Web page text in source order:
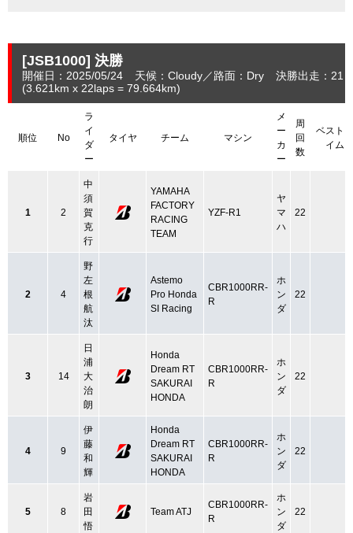
[JSB1000] 決勝
開催日：2025/05/24 天候：Cloudy 路面：Dry
決勝出走：21
(3.621 km x 22laps = 79.664km)
順位 No
ラ
イ
ダ
ー
タイヤ チーム マシン
メ
ー
カ
ー
周
回
数
ベストタ
イム
1 2
中
須
賀
克
行
YAMAHA
FACTORY
RACING
TEAM
YZF-R1
ヤ
マ
ハ
22
2 4
野
左
根
航
汰
Astemo
Pro Honda
SI Racing
CBR1000RR-
R
ホ
ン
ダ
22
3 14
日
浦
大
治
朗
Honda
Dream RT
SAKURAI
HONDA
CBR1000RR-
R
ホ
ン
ダ
22
4 9
伊
藤
和
輝
Honda
Dream RT
SAKURAI
HONDA
CBR1000RR-
R
ホ
ン
ダ
22
5 8
岩
田
悟
Team ATJ
CBR1000RR-
R
ホ
ン
ダ
22